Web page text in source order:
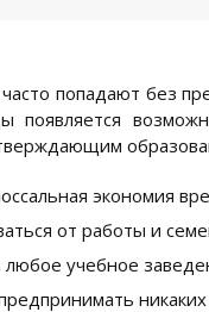
попадают без
появляется
экономия
от работы и
учебное